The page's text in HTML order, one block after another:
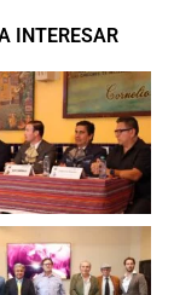
INTERESAR